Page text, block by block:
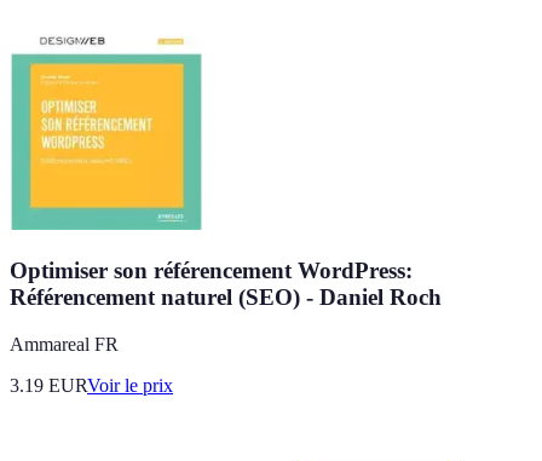
Optimiser son référencement WordPress:
Référencement naturel (SEO) - Daniel Roch
Ammareal FR
3.19 EURVoir le prix